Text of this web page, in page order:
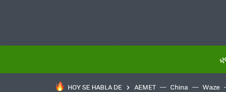
HOY SE HABLA DE AEMET China Waze